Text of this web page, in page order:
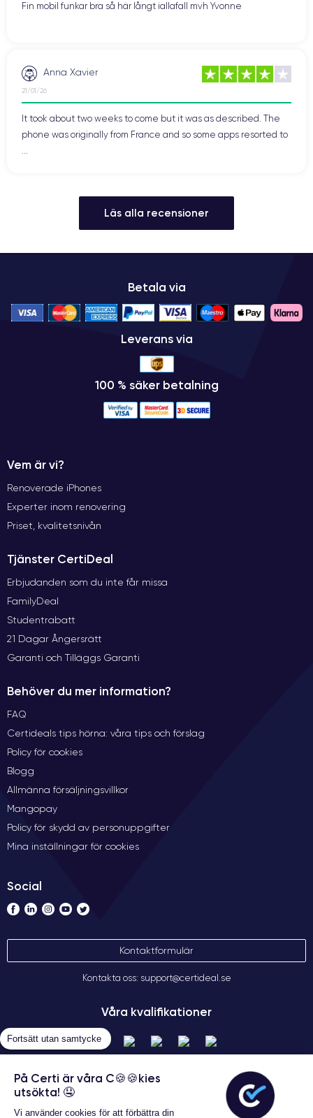
Fin mobil funkar bra så här långt iallafall mvh Yvonne
Anna Xavier
21/01/26
It took about two weeks to come but it was as described. The
phone was originally from France and so some apps resorted to
Läs alla recensioner
Betala via
Leverans via
100 % säker betalning
Vem är vi?
Renoverade iPhones
Experter inom renovering
Priset, kvalitetsnivån
Tjänster CertiDeal
Erbjudanden som du inte får missa
FamilyDeal
Studentrabatt
21 Dagar Ångersrätt
Garanti och Tilläggs Garanti
Behöver du mer information?
FAQ
Certideals tips hörna: våra tips och förslag
Policy för cookies
Blogg
Allmänna försäljningsvillkor
Mangopay
Policy för skydd av personuppgifter
Mina inställningar för cookies
Social
Kontaktformulär
Kontakta oss: support@certideal.se
Våra kvalifikationer
Fortsätt utan samtycke
På Certi är våra C🍪🍪kies
utsökta! 🤤
Vi använder cookies för att förbättra din